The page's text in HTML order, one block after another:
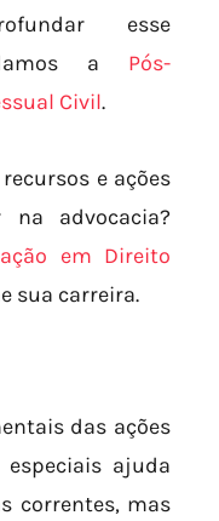
esse
a Pós-
Civil.
e ações
na advocacia?
em Direito
sua carreira.
das ações
ajuda
correntes, mas